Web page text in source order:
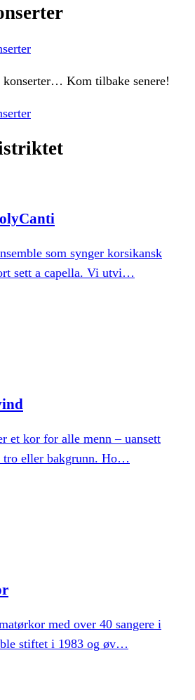
konserter… Kom tilbake senere!
som synger korsikansk
sett a capella. Vi utvi…
et kor for alle menn – uansett
eller bakgrunn. Ho…
med over 40 sangere i
stiftet i 1983 og øv…